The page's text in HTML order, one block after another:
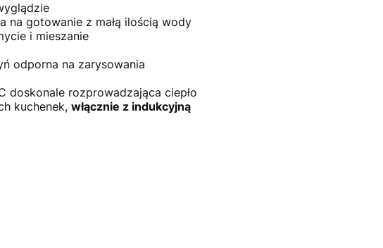
na gotowanie z małą ilością wody
i mieszanie
odporna na zarysowania
doskonale rozprowadzająca ciepło
kuchenek, włącznie z indukcyjną